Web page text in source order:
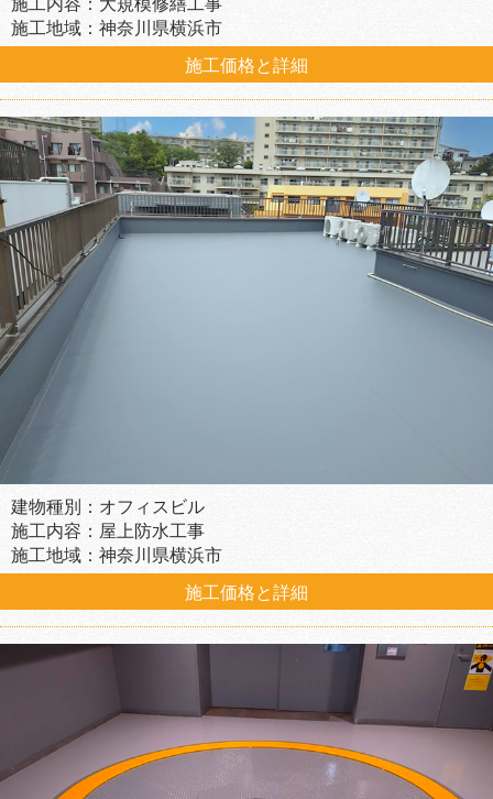
施工内容：大規模修繕工事
施工地域：神奈川県横浜市
施工価格と詳細
建物種別：オフィスビル
施工内容：屋上防水工事
施工地域：神奈川県横浜市
施工価格と詳細